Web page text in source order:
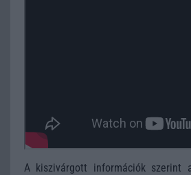
A kiszivárgott információk szerint